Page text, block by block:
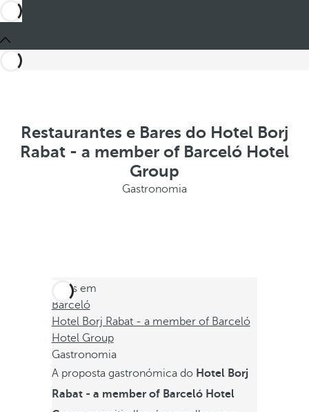
Restaurantes e Bares do Hotel Borj
Rabat - a member of Barceló Hotel
Group
Gastronomia
Estes em
Barceló
Hotel Borj Rabat - a member of Barceló
Hotel Group
Gastronomia
A proposta gastronómica do Hotel Borj
Rabat - a member of Barceló Hotel